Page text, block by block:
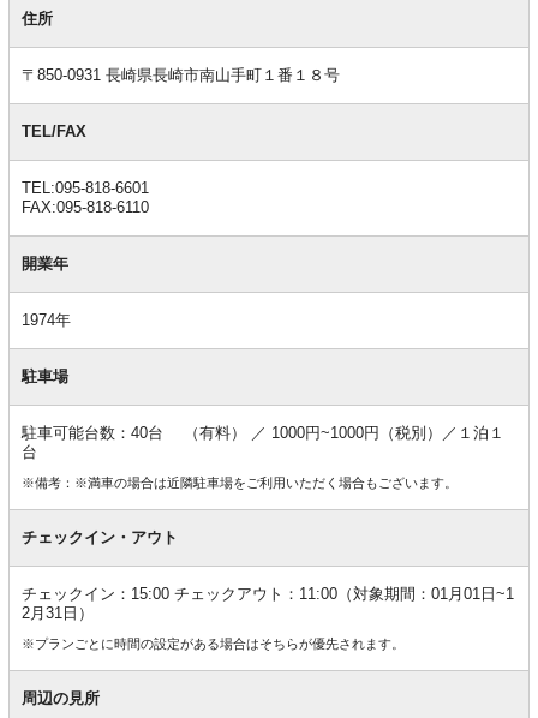
本住所
〒850-0931 長崎県長崎市南山手町１番１８号
TEL/FAX
TEL:095-818-6601
FAX:095-818-6110
開業年
1974年
駐車場
駐車可能台数：40台 （有料） ／ 1000円~1000円（税別）／１泊１
台
※備考：※満車の場合は近隣駐車場をご利用いただく場合もございます。
チェックイン・アウト
チェックイン：15:00 チェックアウト：11:00（対象期間：01月01日~1
2月31日）
※プランごとに時間の設定がある場合はそちらが優先されます。
周辺の見所